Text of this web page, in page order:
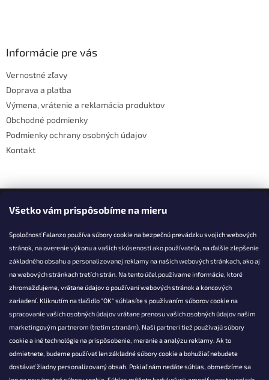
Všetko vám prispôsobíme na mieru
Spoločnosť Falanzo používa súbory cookie na bezpečnú prevádzku svojich webových
stránok, na overenie výkonu a vašich skúseností ako používateľa, na ďalšie zlepšenie
základného obsahu a personalizovanej reklamy na našich webových stránkach, ako aj
na webových stránkach tretích strán. Na tento účel používame informácie, ktoré
zhromažďujeme, vrátane údajov o používaní webových stránok a koncových
zariadení. Kliknutím na tlačidlo "OK" súhlasíte s používaním súborov cookie na
spracovanie vašich osobných údajov vrátane prenosu vašich osobných údajov našim
marketingovým partnerom (tretím stranám). Naši partneri tiež používajú súbory
cookie a iné technológie na prispôsobenie, meranie a analýzu reklamy. Ak to
odmietnete, budeme používať len základné súbory cookie a bohužiaľ nebudete
dostávať žiadny personalizovaný obsah. Pokiaľ nám nedáte súhlas, obmedzíme sa
y
p
Informácie pre vás
Vernostné zľavy
Doprava a platba
Výmena, vrátenie a reklamácia produktov
Obchodné podmienky
Podmienky ochrany osobných údajov
Kontakt
Facebook
KONTAKT
info@falanzo.sk
Falanzo.sk
FalanzoSK